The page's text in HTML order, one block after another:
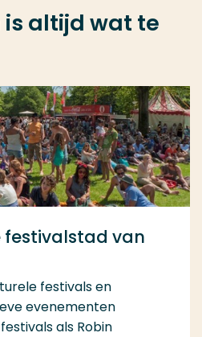
altijd wat te
festivalstad van
festivals en
evenementen
als Robin